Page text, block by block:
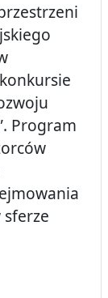
Program